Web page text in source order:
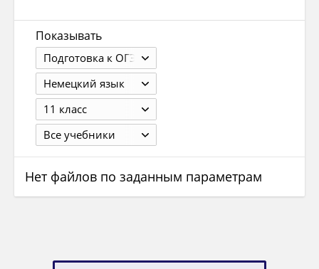
Показывать
Подготовка к ОГЭ
Немецкий язык
11 класс
Все учебники
Нет файлов по заданным параметрам